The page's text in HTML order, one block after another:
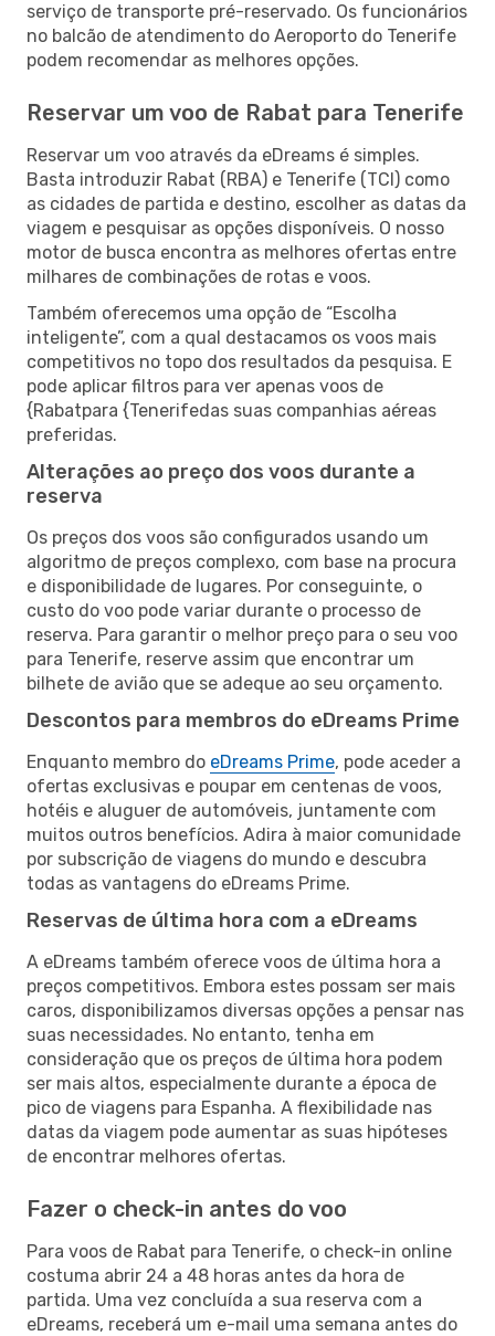
serviço de transporte pré-reservado. Os funcionários
no balcão de atendimento do Aeroporto do Tenerife
podem recomendar as melhores opções.
Reservar um voo de Rabat para Tenerife
Reservar um voo através da eDreams é simples.
Basta introduzir Rabat (RBA) e Tenerife (TCI) como
as cidades de partida e destino, escolher as datas da
viagem e pesquisar as opções disponíveis. O nosso
motor de busca encontra as melhores ofertas entre
milhares de combinações de rotas e voos.
Também oferecemos uma opção de “Escolha
inteligente”, com a qual destacamos os voos mais
competitivos no topo dos resultados da pesquisa. E
pode aplicar filtros para ver apenas voos de
{Rabatpara {Tenerifedas suas companhias aéreas
preferidas.
Alterações ao preço dos voos durante a
reserva
Os preços dos voos são configurados usando um
algoritmo de preços complexo, com base na procura
e disponibilidade de lugares. Por conseguinte, o
custo do voo pode variar durante o processo de
reserva. Para garantir o melhor preço para o seu voo
para Tenerife, reserve assim que encontrar um
bilhete de avião que se adeque ao seu orçamento.
Descontos para membros do eDreams Prime
Enquanto membro do eDreams Prime, pode aceder a
ofertas exclusivas e poupar em centenas de voos,
hotéis e aluguer de automóveis, juntamente com
muitos outros benefícios. Adira à maior comunidade
por subscrição de viagens do mundo e descubra
todas as vantagens do eDreams Prime.
Reservas de última hora com a eDreams
A eDreams também oferece voos de última hora a
preços competitivos. Embora estes possam ser mais
caros, disponibilizamos diversas opções a pensar nas
suas necessidades. No entanto, tenha em
consideração que os preços de última hora podem
ser mais altos, especialmente durante a época de
pico de viagens para Espanha. A flexibilidade nas
datas da viagem pode aumentar as suas hipóteses
de encontrar melhores ofertas.
Fazer o check-in antes do voo
Para voos de Rabat para Tenerife, o check-in online
costuma abrir 24 a 48 horas antes da hora de
partida. Uma vez concluída a sua reserva com a
eDreams, receberá um e-mail uma semana antes do